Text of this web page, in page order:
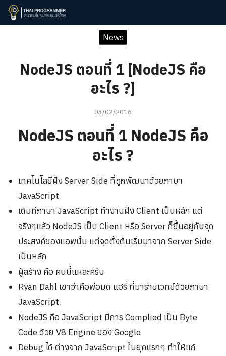
Skip
News
NodeJS ตอนที่ 1 [NodeJS คือ
อะไร ?]
03/02/2016
NodeJS ตอนที่ 1 NodeJS คือ
อะไร ?
เทคโนโลยีฝั่ง Server Side ที่ถูกพัฒนาด้วยภาษา
JavaScript
เดิมทีภาษา JavaScript ทำงานฝั่ง Client เป็นหลัก แต่
จริงๆแล้ว NodeJS เป็น Client หรือ Server ก็ขึ้นอยู่กับจุด
ประสงค์ของแอพนั้น แต่จุดตั้งต้นเริ่มมาจาก Server Side
เป็นหลัก
ผู้สร้าง คือ คนนี้แหละครับ
Ryan Dahl เขาว่าคือพ่อมด แฮรี่ ที่มาร่ายเวทย์ด้วยภาษา
JavaScript
NodeJS คือ JavaScript มีการ Complied เป็น Byte
Code ด้วย V8 Engine ของ Google
Debug ได้ ต่างจาก JavaScript ในยุคแรกๆ ทำให้แก้